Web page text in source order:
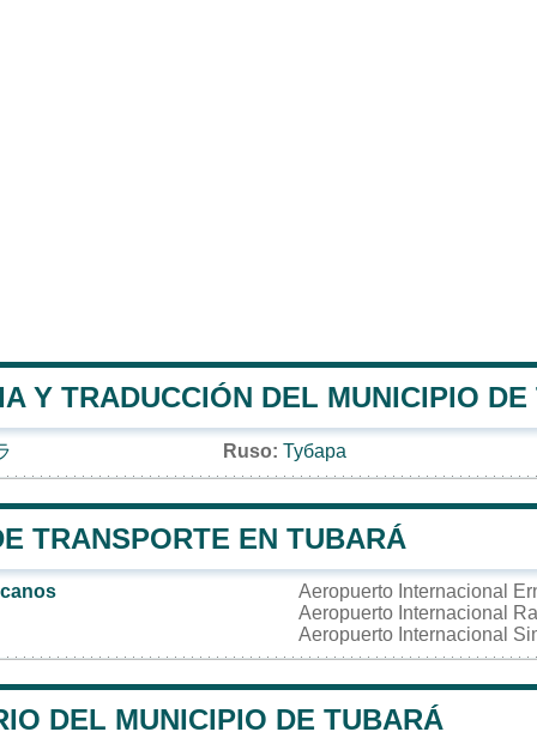
Y TRADUCCIÓN DEL MUNICIPIO
Ruso: Тубара
TRANSPORTE EN TUBARÁ
Aeropuerto Internacional
Aeropuerto Internacional
Aeropuerto Internacional
DEL MUNICIPIO DE TUBARÁ